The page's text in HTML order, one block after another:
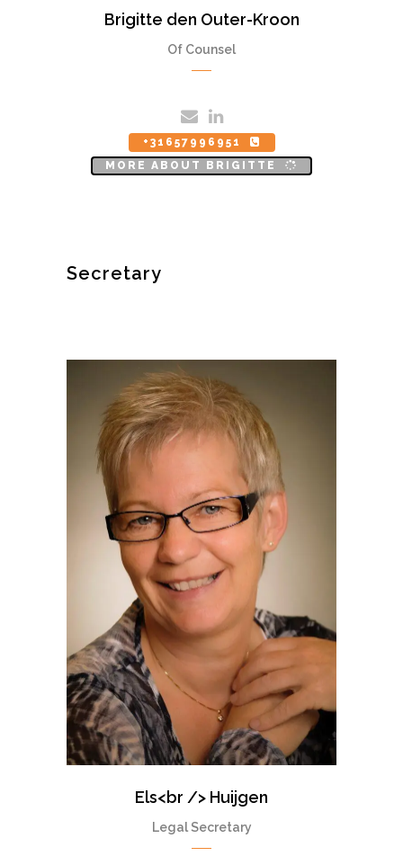
Brigitte den Outer-Kroon
Of Counsel
+31657996951
MORE ABOUT BRIGITTE
Secretary
Els<br /> Huijgen
Legal Secretary